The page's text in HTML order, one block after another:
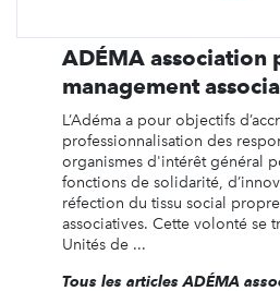
ADÉMA association
management
L’Adéma a pour objectifs
professionnalisation des
organismes d'intérêt général
fonctions de solidarité,
réfection du tissu social
associatives. Cette volonté se
Unités de ...
Tous les articles ADÉMA